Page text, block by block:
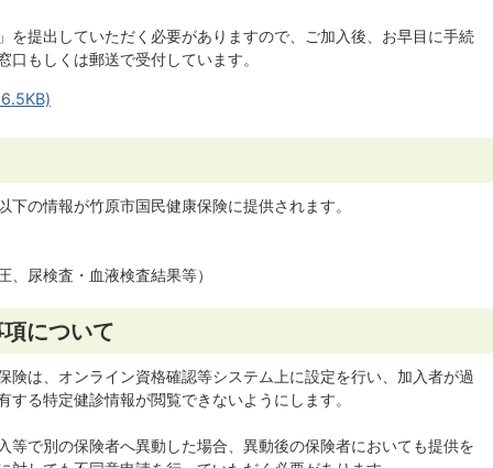
を提出していただく必要がありますので、ご加入後、お早目に手続
口もしくは郵送で受付しています。
下の情報が竹原市国民健康保険に提供されます。
尿検査・血液検査結果等）
について
険は、オンライン資格確認等システム上に設定を行い、加入者が過
る特定健診情報が閲覧できないようにします。
等で別の保険者へ異動した場合、異動後の保険者においても提供を